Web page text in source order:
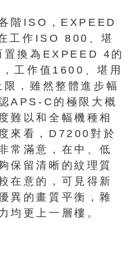
階ISO，EXPEED
工作ISO 800、堪
置換為EXPEED 4的
工作值1600、堪用
，雖然整體進步幅
APS-C的極限大概
難以和全幅機種相
來看，D7200對於
常滿意，在中、低
保留清晰的紋理質
在意的，可見得新
異的畫質平衡，雜
均更上一層樓。